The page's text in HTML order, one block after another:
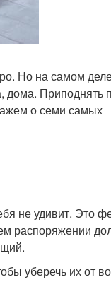
Но на самом
дома. Приподнять
о семи самых
не удивит. Это
распоряжении
уберечь их от